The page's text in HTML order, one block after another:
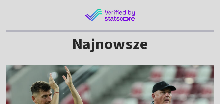
Najnowsze